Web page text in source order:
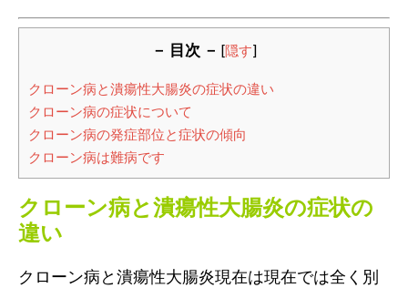
－ 目次 － [隠す]
クローン病と潰瘍性大腸炎の症状の違い
クローン病の症状について
クローン病の発症部位と症状の傾向
クローン病は難病です
クローン病と潰瘍性大腸炎の症状の
違い
クローン病と潰瘍性大腸炎現在は現在では全く別